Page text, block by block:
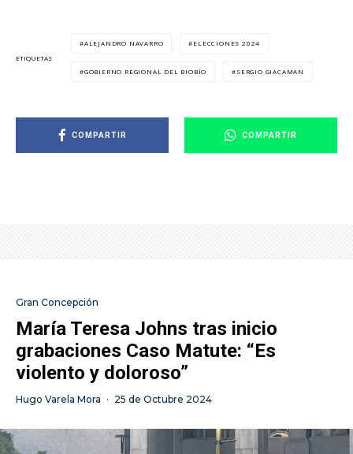
ETIQUETAS
ALEJANDRO NAVARRO ELECCIONES 2024
GOBIERNO REGIONAL DEL BIOBÍO SERGIO GIACAMAN
COMPARTIR COMPARTIR
Gran Concepción
María Teresa Johns tras inicio
grabaciones Caso Matute: “Es
violento y doloroso”
Hugo Varela Mora · 25 de Octubre 2024